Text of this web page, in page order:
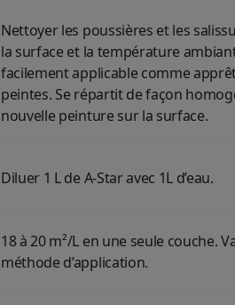
Nettoyer les poussières et les
la surface et la température
facilement applicable comme
peintes. Se répartit de façon
nouvelle peinture sur la surface.
Diluer 1 L de A-Star avec 1L d’eau.
18 à 20 m²/L en une seule couche.
méthode d’application.